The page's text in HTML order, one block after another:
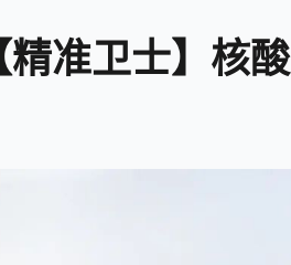
准卫士】核酸